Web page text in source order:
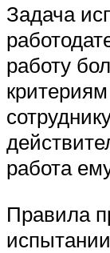
Задача
работу
работа
Правила